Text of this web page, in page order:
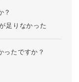
？
足りなかった
ったですか？